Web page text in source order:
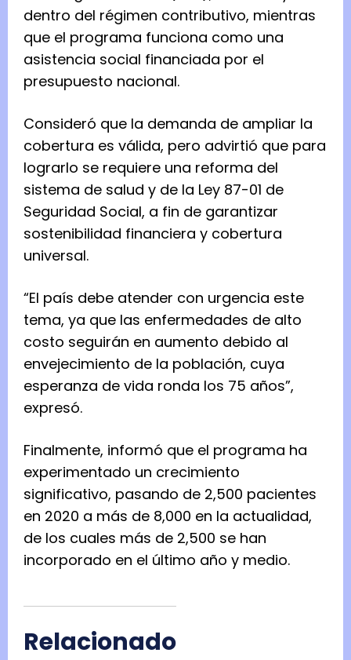
dentro del régimen contributivo, mientras
que el programa funciona como una
asistencia social financiada por el
presupuesto nacional.
Consideró que la demanda de ampliar la
cobertura es válida, pero advirtió que para
lograrlo se requiere una reforma del
sistema de salud y de la Ley 87-01 de
Seguridad Social, a fin de garantizar
sostenibilidad financiera y cobertura
universal.
“El país debe atender con urgencia este
tema, ya que las enfermedades de alto
costo seguirán en aumento debido al
envejecimiento de la población, cuya
esperanza de vida ronda los 75 años”,
expresó.
Finalmente, informó que el programa ha
experimentado un crecimiento
significativo, pasando de 2,500 pacientes
en 2020 a más de 8,000 en la actualidad,
de los cuales más de 2,500 se han
incorporado en el último año y medio.
Relacionado